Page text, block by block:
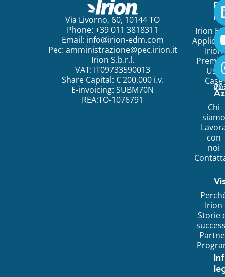
Via Livorno, 60, 10144 TO
Phone: +39 011 3818311
Email: info@irion-edm.com
Pec: amministrazione@pec.irion.it
Irion S.b.r.l.
VAT: IT09733590013
Share Capital: € 200.000 i.v.
E-invoicing: SUBM70N
REA:TO-1076791
Irion
Irion
Use
Case
Chi
siamo
con
noi
Irion
Storie
©